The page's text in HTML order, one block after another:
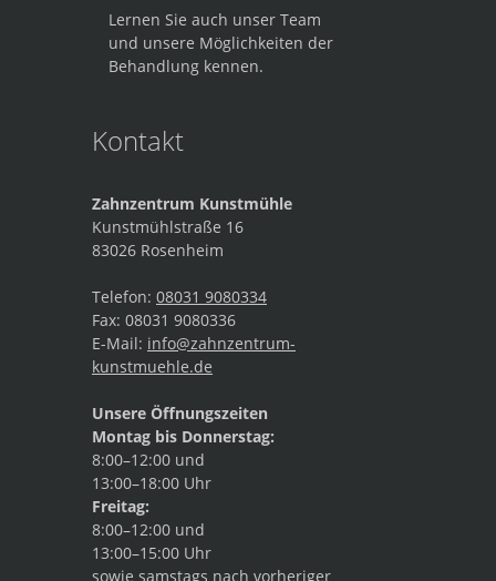
Lernen Sie auch unser Team
und unsere Möglichkeiten der
Behandlung kennen.
Kontakt
Zahnzentrum Kunstmühle
Kunstmühlstraße 16
83026 Rosenheim
Telefon: 08031 9080334
Fax: 08031 9080336
E-Mail: info@zahnzentrum-
kunstmuehle.de
Unsere Öffnungszeiten
Montag bis Donnerstag:
8:00–12:00 und
13:00–18:00 Uhr
Freitag:
8:00–12:00 und
13:00–15:00 Uhr
sowie samstags nach vorheriger